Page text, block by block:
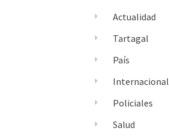
Actualidad
Tartagal
País
Internacional
Policiales
Salud